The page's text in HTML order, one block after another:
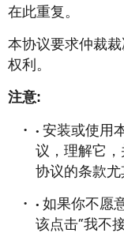
在此重复。
本协议要求仲裁
权利。
注意:
• 安装或使用
议，理解它
协议的条款尤
• 如果你不愿
该点击“我不